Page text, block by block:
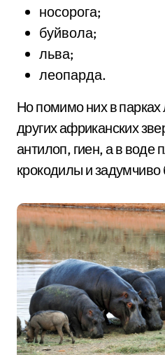
носорога;
буйвола;
льва;
леопарда.
Но помимо них в парках
других африканских
антилоп, гиен, а в воде
крокодилы и